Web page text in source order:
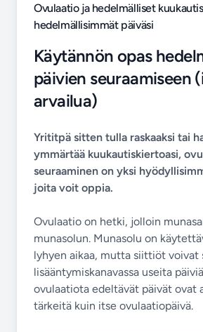
Ovulaatio ja hedelmälliset
hedelmällisimmät päiväsi
Käytännön opas
päivien seuraamiseen
arvailua)
Yrititpä sitten tulla raskaaksi tai
ymmärtää kuukautiskiertoasi,
seuraaminen on yksi
joita voit oppia.
Ovulaatio on hetki, jolloin
munasolun. Munasolu on
lyhyen aikaa, mutta siittiöt voivat
lisääntymiskanavassa useita
ovulaatiota edeltävät päivät ovat
tärkeitä kuin itse ovulaatiopäivä.